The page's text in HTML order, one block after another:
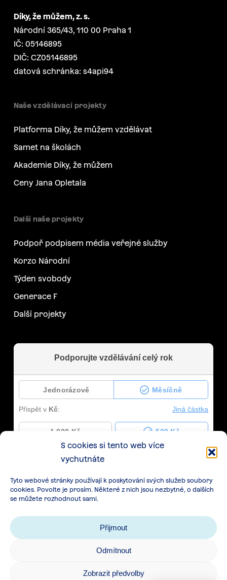
S cookies si tento web více
vychutnáte
Tyto webové stránky používají k poskytování svých služeb soubory
cookies. Povolte je prosím. Některé z nich jsou nezbytné, o dalších
se můžete rozhodnout sami.
Přijmout
Odmítnout
Zobrazit předvolby
Díky, že můžem, z. s.
Národní 365/43, 110 00 Praha 1
IČ: 05146895
DIČ: CZ05146895
datová schránka: s4api94
Naše vzdělávací projekty
Platforma Díky, že můžem vzdělávat
Samet na školách
Akademie Díky, že můžem
Ceny Jana Opletala
Další naše projekty
Podpoř podpisem média veřejné služby
Korzo Národní
Týden svobody
Generace F
Další projekty
Zásady zpracování osobních údajů